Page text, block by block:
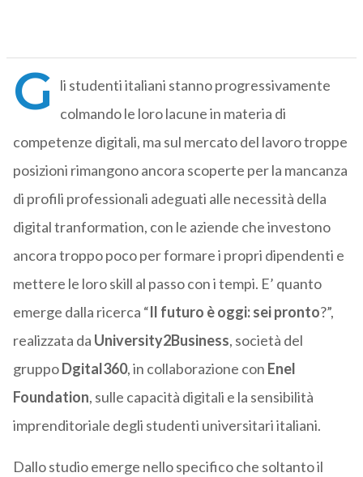
G li studenti italiani stanno progressivamente
colmando le loro lacune in materia di
competenze digitali, ma sul mercato del lavoro troppe
posizioni rimangono ancora scoperte per la mancanza
di profili professionali adeguati alle necessità della
digital tranformation, con le aziende che investono
ancora troppo poco per formare i propri dipendenti e
mettere le loro skill al passo con i tempi. E’ quanto
emerge dalla ricerca “Il futuro è oggi: sei pronto?”,
realizzata da University2Business, società del
gruppoDgital360, in collaborazione con Enel
Foundation, sulle capacità digitali e la sensibilità
imprenditoriale degli studenti universitari italiani.
Dallo studio emerge nello specifico che soltanto il